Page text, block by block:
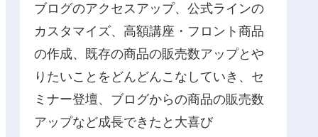
ブログのアクセスアップ、公式ラインの
カスタマイズ、高額講座・フロント商品
の作成、既存の商品の販売数アップとや
りたいことをどんどんこなしていき、セ
ミナー登壇、ブログからの商品の販売数
アップなど成長できたと大喜び